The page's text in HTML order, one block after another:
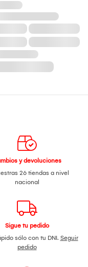
y devoluciones
26 tiendas a nivel
nacional
Sigue tu pedido
sólo con tu DNI. Seguir
pedido